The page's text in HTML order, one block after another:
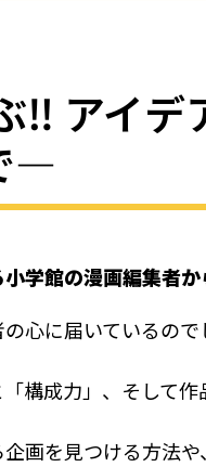
‼ アイ
―
学館の漫画編集者か
心に届いているので
構成力」、そして
画を見つける方法